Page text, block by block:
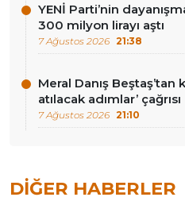
YENİ Parti’nin
300 milyon lirayı aştı
7 Ağustos 2026 21:38
Meral Danış Beştaş’tan
atılacak adımlar’ çağrısı
7 Ağustos 2026 21:10
DIĞER HABERLER